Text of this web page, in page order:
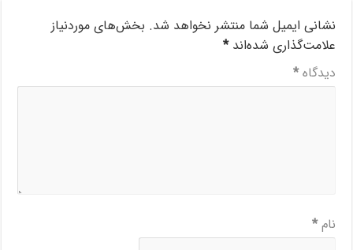
نشانی ایمیل شما منتشر نخواهد شد. بخش‌های موردنیاز
علامت‌گذاری شده‌اند*
دیدگاه*
نام*